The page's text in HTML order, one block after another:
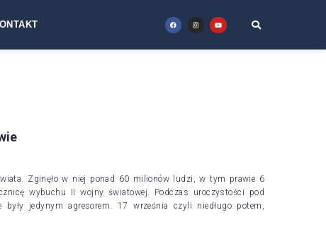
Zginęło w niej ponad 60 milionów ludzi, w tym prawie 6
wybuchu II wojny światowej. Podczas uroczystości pod
jedynym agresorem. 17 września czyli niedługo potem,